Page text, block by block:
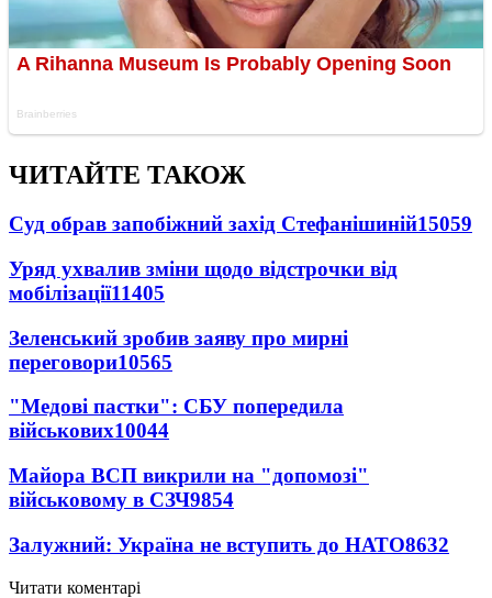
ЧИТАЙТЕ ТАКОЖ
Суд обрав запобіжний захід Стефанішиній15059
Уряд ухвалив зміни щодо відстрочки від
мобілізації11405
Зеленський зробив заяву про мирні
переговори10565
"Медові пастки": СБУ попередила
військових10044
Майора ВСП викрили на "допомозі"
військовому в СЗЧ9854
Залужний: Україна не вступить до НАТО8632
Читати коментарі